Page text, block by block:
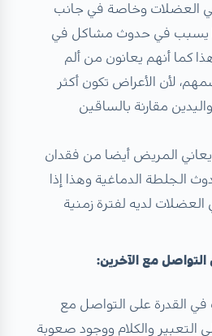
وخاصة في جانب
يسبب في حدوث مشاكل في
كما أنهم يعانون من ألم
لأن الأعراض تكون أكثر
مقارنة بالساقين
يعاني المريض أيضا من فقدان
الجلطة الدماغية وهذا إذا
لديه لفترة زمنية
مع الآخرين:
القدرة على التواصل مع
التعبير والكلام ووجود صعوبة